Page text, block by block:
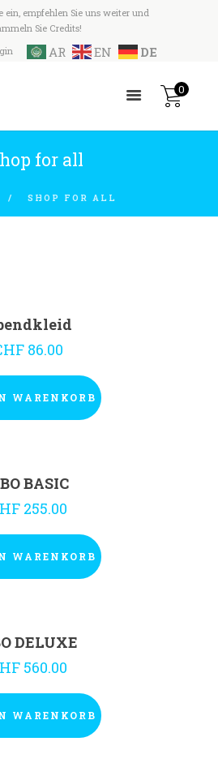
ein, empfehlen Sie uns weiter und
Sie Credits!
AR EN DE
0
for all
SHOP FOR ALL
86.00
WARENKORB
BASIC
255.00
WARENKORB
DELUXE
560.00
WARENKORB